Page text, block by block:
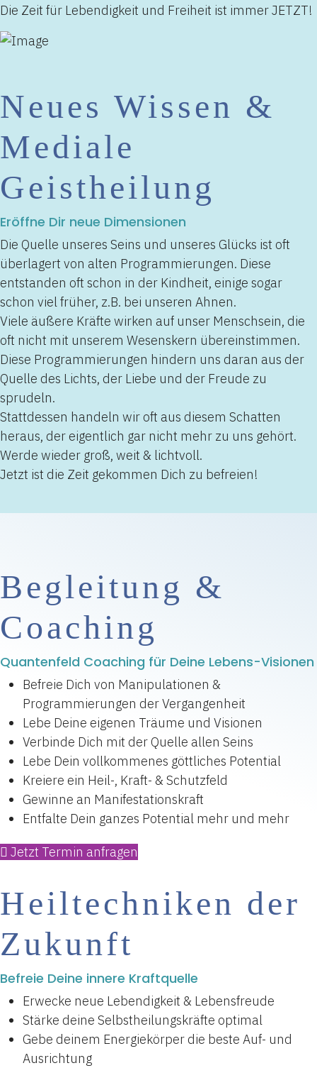
Die Zeit für Lebendigkeit und Freiheit ist immer JETZT!
Neues Wissen &
Mediale
Geistheilung
Eröffne Dir neue Dimensionen
Die Quelle unseres Seins und unseres Glücks ist oft
überlagert von alten Programmierungen. Diese
entstanden oft schon in der Kindheit, einige sogar
schon viel früher, z.B. bei unseren Ahnen.
Viele äußere Kräfte wirken auf unser Menschsein, die
oft nicht mit unserem Wesenskern übereinstimmen.
Diese Programmierungen hindern uns daran aus der
Quelle des Lichts, der Liebe und der Freude zu
sprudeln.
Stattdessen handeln wir oft aus diesem Schatten
heraus, der eigentlich gar nicht mehr zu uns gehört.
Werde wieder groß, weit & lichtvoll.
Jetzt ist die Zeit gekommen Dich zu befreien!
Begleitung &
Coaching
Quantenfeld Coaching für Deine Lebens-Visionen
Befreie Dich von Manipulationen &
Programmierungen der Vergangenheit
Lebe Deine eigenen Träume und Visionen
Verbinde Dich mit der Quelle allen Seins
Lebe Dein vollkommenes göttliches Potential
Kreiere ein Heil-, Kraft- & Schutzfeld
Gewinne an Manifestationskraft
Entfalte Dein ganzes Potential mehr und mehr
Jetzt Termin anfragen
Heiltechniken der
Zukunft
Befreie Deine innere Kraftquelle
Erwecke neue Lebendigkeit & Lebensfreude
Stärke deine Selbstheilungskräfte optimal
Gebe deinem Energiekörper die beste Auf- und
Ausrichtung